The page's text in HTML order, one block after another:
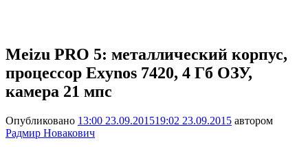
Meizu PRO 5: металлический корпус,
процессор Exynos 7420, 4 Гб ОЗУ,
камера 21 мпс
Опубликовано 13:00 23.09.201519:02 23.09.2015 автором
Радмир Новакович